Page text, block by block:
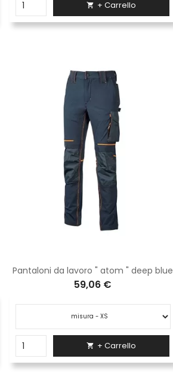
 + Carrello
Pantaloni da lavoro " atom " deep blue
59,06 €
 + Carrello